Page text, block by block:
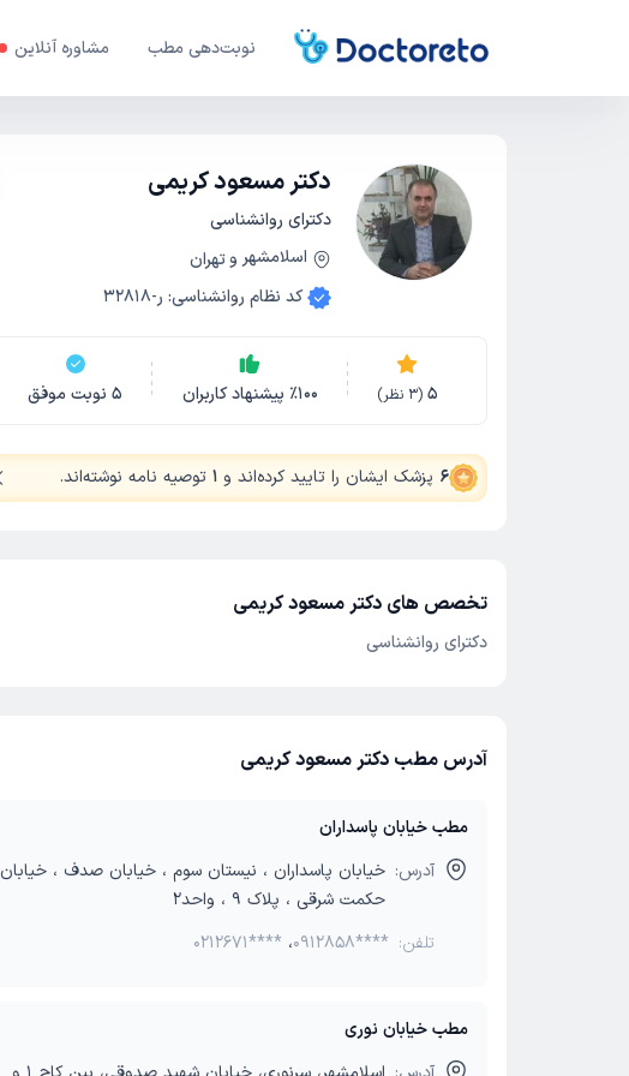
نوبت‌دهی مطب مشاوره آنلاین
دکتر مسعود کریمی
دکترای روانشناسی
اسلامشهر وتهران
کد نظام روانشناسی: ر-32818
5
(
3 نظر) ٪100 پیشنهاد کاربران 5 نوبت موفق
6 پزشک ایشان را تایید کرده‌اند و 1 توصیه نامه نوشته‌اند.
تخصص های دکتر مسعود کریمی
دکترای روانشناسی
آدرس مطب دکتر مسعود کریمی
مطب خیابان پاسداران
آدرس: خیابان پاسداران ، نیستان سوم ، خیابان صدف ، خیابان
حکمت شرقی ، پلاک 9 ، واحد2
تلفن:
0212671**** ،0912858****
مطب خیابان نوری